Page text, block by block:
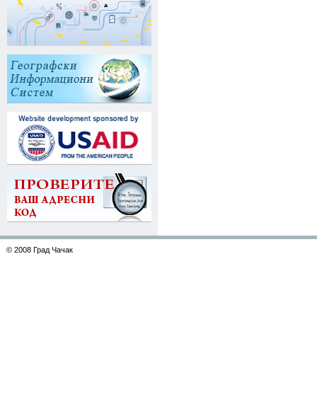
© 2008 Град Чачак